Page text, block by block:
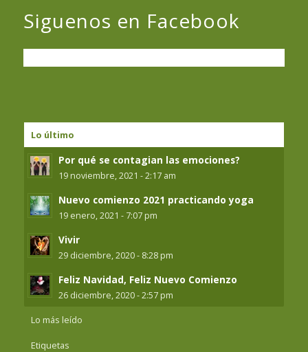
Siguenos en Facebook
Lo último
Por qué se contagian las emociones?
19 noviembre, 2021 - 2:17 am
Nuevo comienzo 2021 practicando yoga
19 enero, 2021 - 7:07 pm
Vivir
29 diciembre, 2020 - 8:28 pm
Feliz Navidad, Feliz Nuevo Comienzo
26 diciembre, 2020 - 2:57 pm
Lo más leído
Etiquetas